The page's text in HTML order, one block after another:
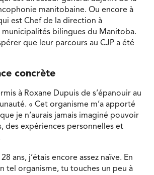
manitobaine. Ou encore à
est Chef de la direction à
municipalités bilingues du Manitoba.
que leur parcours au CJP a été
concrète
à Roxane Dupuis de s’épanouir au
« Cet organisme m’a apporté
je n’aurais jamais imaginé pouvoir
des expériences personnelles et
28 ans, j’étais encore assez naïve. En
tel organisme, tu touches un peu à